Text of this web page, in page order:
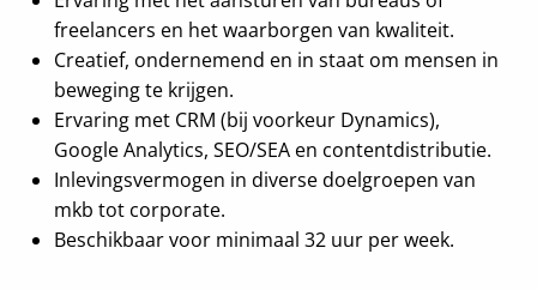
freelancers en het waarborgen van kwaliteit.
Creatief, ondernemend en in staat om mensen in
beweging te krijgen.
Ervaring met CRM (bij voorkeur Dynamics),
Google Analytics, SEO/SEA en contentdistributie.
Inlevingsvermogen in diverse doelgroepen van
mkb tot corporate.
Beschikbaar voor minimaal 32 uur per week.